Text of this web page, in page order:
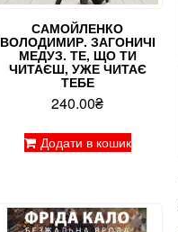
САМОЙЛЕНКО
ВОЛОДИМИР. ЗАГОНИЧІ
МЕДУЗ. ТЕ, ЩО ТИ
ЧИТАЄШ, УЖЕ ЧИТАЄ
ТЕБЕ
240.00₴
Додати в кошик